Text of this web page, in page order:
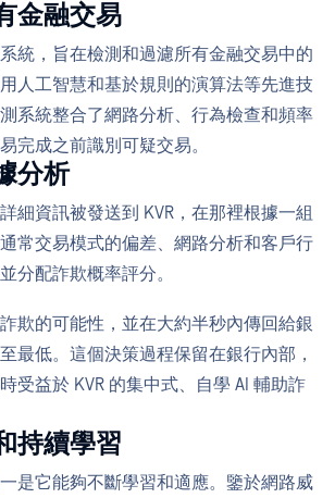
金融交易
統，旨在檢測和過濾所有金融交易中的
人工智慧和基於規則的演算法等先進技
系統整合了網路分析、行為檢查和頻率
完成之前識別可疑交易。
分析
細資訊被發送到 KVR，在那裡根據一組
常交易模式的偏差、網路分析和客戶行
分配詐欺概率評分。
欺的可能性，並在大約半秒內傳回給銀
最低。這個決策過程保留在銀行內部，
受益於 KVR 的集中式、自學 AI 輔助詐
持續學習
是它能夠不斷學習和適應。鑒於網路威